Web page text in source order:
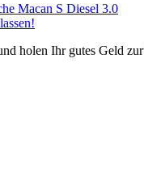
Macan S Diesel 3.0
holen Ihr gutes Geld